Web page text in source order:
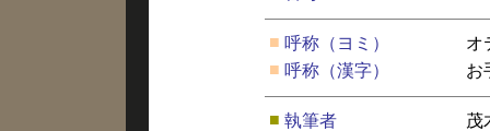
■ 呼称（ヨミ）
オ
■ 呼称（漢字） お
■ 執筆者 茂